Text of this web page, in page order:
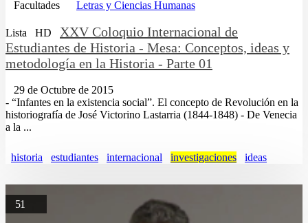
Facultades Letras y Ciencias Humanas
Lista HD
XXV Coloquio Internacional de
Estudiantes de Historia - Mesa: Conceptos, ideas y
metodología en la Historia - Parte 01
29 de Octubre de 2015
- “Infantes en la existencia social”. El concepto de Revolución en la
historiografía de José Victorino Lastarria (1844-1848) - De Venecia
a la ...
historia estudiantes internacional investigaciones ideas
51